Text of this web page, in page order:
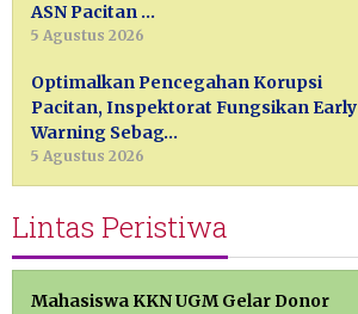
ASN Pacitan …
5 Agustus 2026
Optimalkan Pencegahan Korupsi
Pacitan, Inspektorat Fungsikan Early
Warning Sebag…
5 Agustus 2026
Lintas Peristiwa
Mahasiswa KKN UGM Gelar Donor